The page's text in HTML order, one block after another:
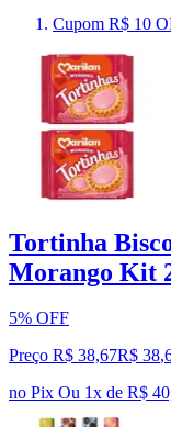
Cupom R$ 10
Tortinha
Morango Kit
5% OFF
Preço R$ 38,67R$ 38,
no Pix Ou 1x de R$